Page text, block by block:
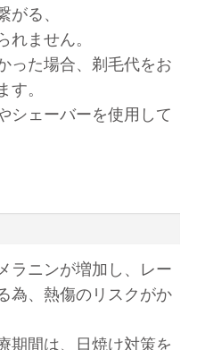
がる、
れません。
った場合、剃毛代をお
す。
シェーバーを使用して
ラニンが増加し、レー
為、熱傷のリスクがか
期間は、日焼け対策を